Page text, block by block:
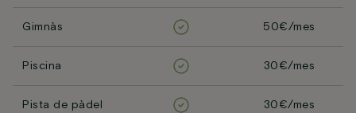
Gimnàs 50€/mes
Piscina 30€/mes
Pista de pàdel 30€/mes